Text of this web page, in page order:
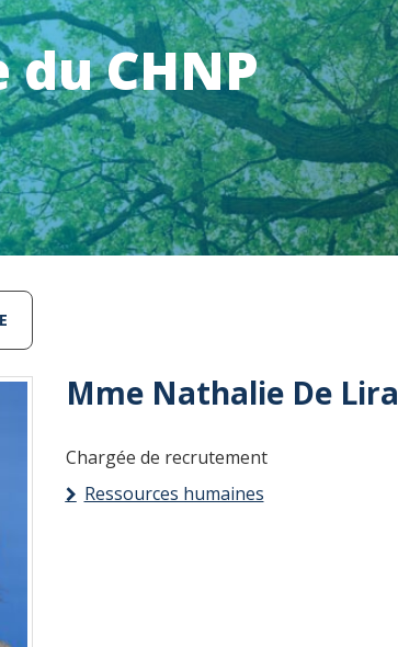
CHNP
Mme Nathalie De Lira
Chargée de recrutement
Ressources humaines